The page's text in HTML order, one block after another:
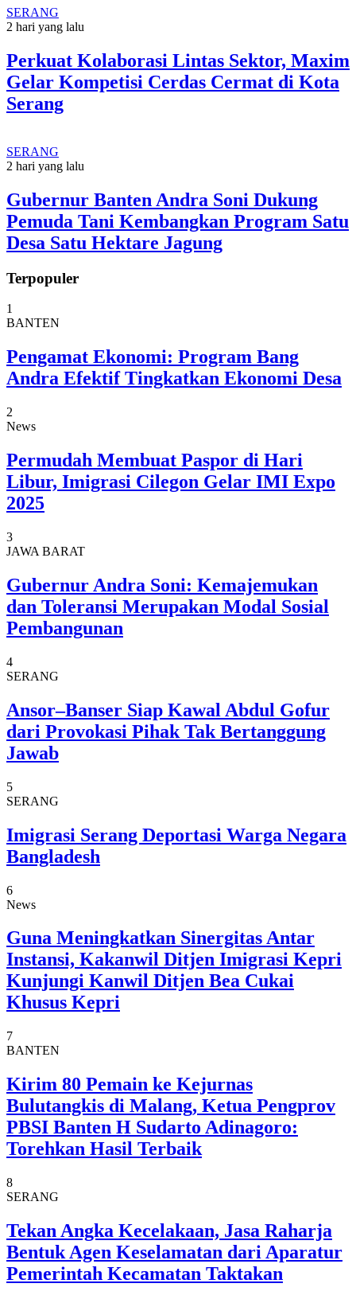
SERANG
2 hari yang lalu
Perkuat Kolaborasi Lintas Sektor, Maxim
Gelar Kompetisi Cerdas Cermat di Kota
Serang
SERANG
2 hari yang lalu
Gubernur Banten Andra Soni Dukung
Pemuda Tani Kembangkan Program Satu
Desa Satu Hektare Jagung
Terpopuler
1
BANTEN
Pengamat Ekonomi: Program Bang
Andra Efektif Tingkatkan Ekonomi Desa
2
News
Permudah Membuat Paspor di Hari
Libur, Imigrasi Cilegon Gelar IMI Expo
2025
3
JAWA BARAT
Gubernur Andra Soni: Kemajemukan
dan Toleransi Merupakan Modal Sosial
Pembangunan
4
SERANG
Ansor–Banser Siap Kawal Abdul Gofur
dari Provokasi Pihak Tak Bertanggung
Jawab
5
SERANG
Imigrasi Serang Deportasi Warga Negara
Bangladesh
6
News
Guna Meningkatkan Sinergitas Antar
Instansi, Kakanwil Ditjen Imigrasi Kepri
Kunjungi Kanwil Ditjen Bea Cukai
Khusus Kepri
7
BANTEN
Kirim 80 Pemain ke Kejurnas
Bulutangkis di Malang, Ketua Pengprov
PBSI Banten H Sudarto Adinagoro:
Torehkan Hasil Terbaik
8
SERANG
Tekan Angka Kecelakaan, Jasa Raharja
Bentuk Agen Keselamatan dari Aparatur
Pemerintah Kecamatan Taktakan